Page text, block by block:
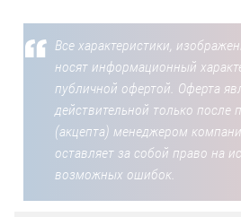
Все характеристики,
носят информационный
публичной офертой. Оферта
действительной только после
(акцепта) менеджером
оставляет за собой право на
возможных ошибок.